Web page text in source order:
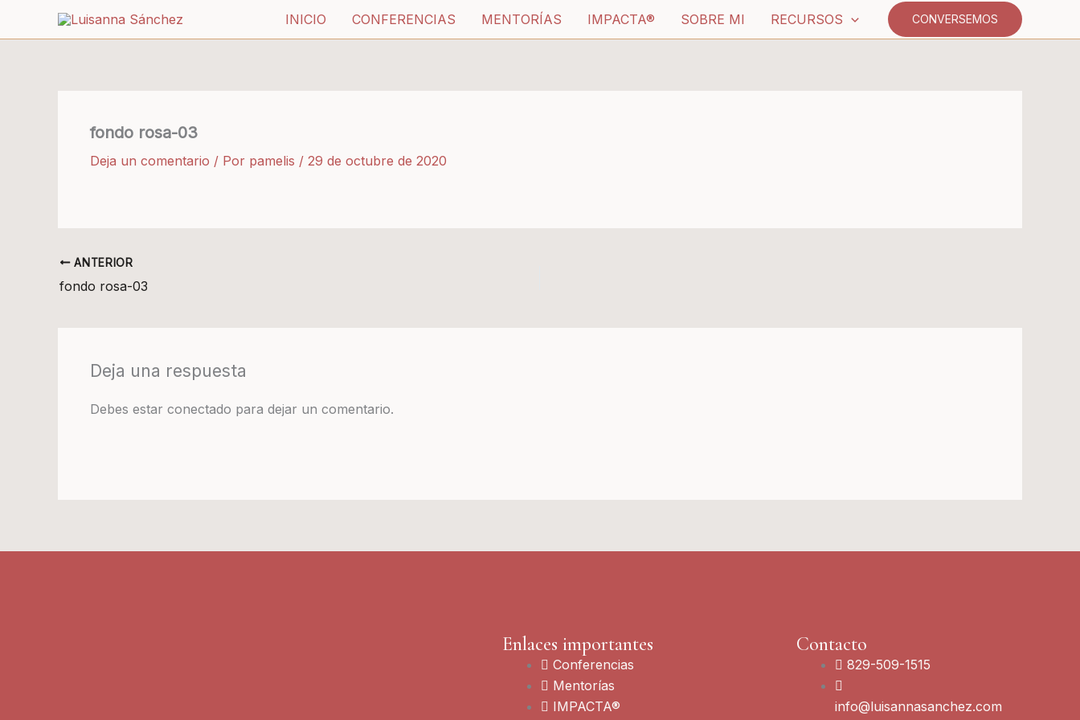
INICIO CONFERENCIAS MENTORÍAS IMPACTA® SOBRE MI RECURSOS CONVERSEMOS
fondo rosa-03
Deja un comentario / Por pamelis / 29 de octubre de 2020
ANTERIOR
fondo rosa-03
Deja una respuesta
Debes estar conectado para dejar un comentario.
Enlaces importantes
Conferencias
Mentorías
IMPACTA®
Contacto
829-509-1515
info@luisannasanchez.com